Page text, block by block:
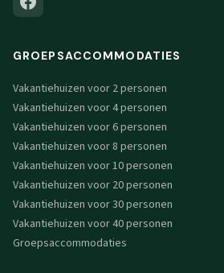
GROEPSACCOMMODATIES
Vakantiehuizen voor 2 personen
Vakantiehuizen voor 4 personen
Vakantiehuizen voor 6 personen
Vakantiehuizen voor 8 personen
Vakantiehuizen voor 10 personen
Vakantiehuizen voor 20 personen
Vakantiehuizen voor 30 personen
Vakantiehuizen voor 40 personen
Groepsaccommodaties